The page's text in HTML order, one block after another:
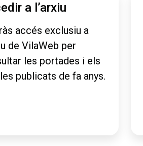
a l’arxiu
accés exclusiu a
de VilaWeb per
les portades i els
publicats de fa anys.